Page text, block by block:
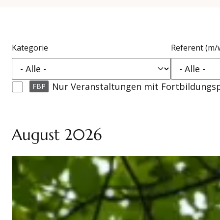
Kategorie Referent (m/
FBP Nur Veranstaltungen mit
August 2026
Datum
Referenten (m/w/d)
Ort
Kursnummer
Kategorien
Stimmiger Körper – verkörperte Stimme